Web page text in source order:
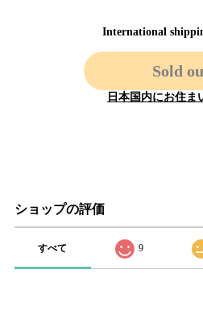
International
Sold
日本国内にお住ま
ショップの評価
すべて 9